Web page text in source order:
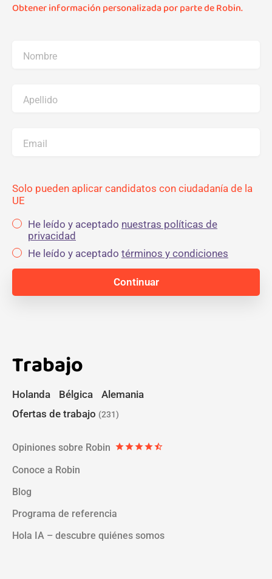
Obtener información personalizada por parte de Robin.
Nombre
Apellido
Email
Solo pueden aplicar candidatos con ciudadanía de la
UE
He leído y aceptado nuestras políticas de
privacidad
He leído y aceptado términos y condiciones
Trabajo
Holanda Bélgica
Alemania
Ofertas de trabajo (231)
Opiniones sobre Robin starstarstarstarstar_half
Conoce a Robin
Blog
Programa de referencia
Hola IA – descubre quiénes somos